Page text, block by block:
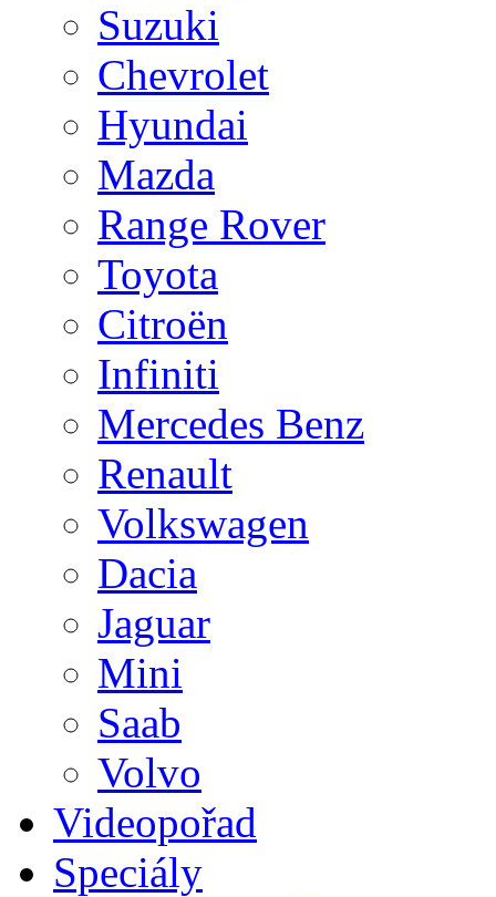
Suzuki
Chevrolet
Hyundai
Mazda
Range Rover
Toyota
Citroën
Infiniti
Mercedes Benz
Renault
Volkswagen
Dacia
Jaguar
Mini
Saab
Volvo
Videopořad
Speciály